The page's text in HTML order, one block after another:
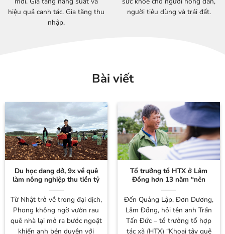
hiệu quả canh tác. Gia tăng thu
nhập.
người tiêu dùng và trái đất.
Bài viết
Du học dang dở, 9x về quê
làm nông nghiệp thu tiền tỷ
Từ Nhật trở về trong đại dịch,
Phong không ngờ vườn rau
quê nhà lại mở ra bước ngoặt
khiến anh bén duyên với
Tổ trưởng tổ HTX ở Lâm
Đồng hơn 13 năm “nên
duyên” cùng cây khoai tây
Đến Quảng Lập, Đơn Dương,
Lâm Đồng, hỏi tên anh Trần
Tấn Đức – tổ trưởng tổ hợp
tác xã (HTX) “Khoai tây quê